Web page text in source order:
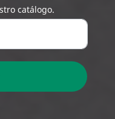
catálogo.